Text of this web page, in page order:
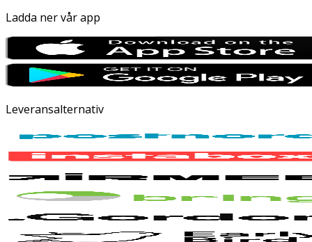
Ladda ner vår app
Leveransalternativ